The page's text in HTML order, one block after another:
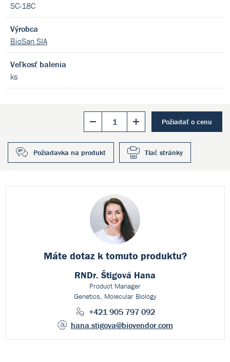
SC-18C
Výrobca
BioSan SIA
Veľkosť balenia
ks
Požiadať o cenu
Požiadavka na produkt Tlač stránky
Máte dotaz k tomuto produktu?
RNDr. Štigová Hana
Product Manager
Genetics, Molecular Biology
+421 905 797 092
hana.stigova@biovendor.com